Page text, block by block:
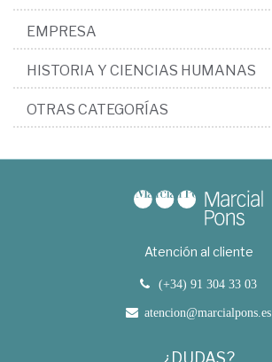
EMPRESA
HISTORIA Y CIENCIAS HUMANAS
OTRAS CATEGORÍAS
Atención al cliente
(+34) 91 304 33 03
atencion@marcialpons.es
¿DUDAS?